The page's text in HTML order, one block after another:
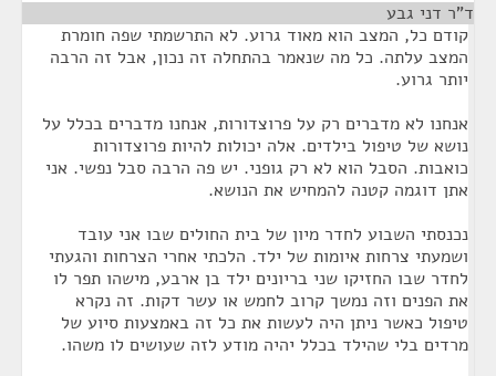
ד"ר דני גבע
קודם כל, המצב הוא מאוד גרוע. לא התרשמתי שפה חומרת
המצב עלתה. כל מה שנאמר בהתחלה זה נכון, אבל זה הרבה
יותר גרוע.
אנחנו לא מדברים רק על פרוצדורות, אנחנו מדברים בכלל על
נושא של טיפול בילדים. אלה יכולות להיות פרוצדורות
כואבות. הסבל הוא לא רק גופני. יש פה הרבה סבל נפשי. אני
אתן דוגמה קטנה להמחיש את הנושא.
נכנסתי השבוע לחדר מיון של בית החולים שבו אני עובד
ושמעתי צרחות איומות של ילד. הלכתי אחרי הצרחות והגעתי
לחדר שבו החזיקו שני בריונים ילד בן ארבע, מישהו תפר לו
את הפנים וזה נמשך קרוב לחמש או עשר דקות. זה נקרא
טיפול כאשר ניתן היה לעשות את כל זה באמצעות סיוע של
מרדים בלי שהילד בכלל יהיה מודע לזה שעושים לו משהו.